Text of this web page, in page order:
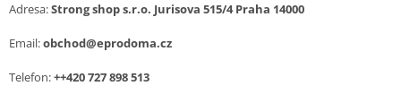
Adresa:Strong shop s.r.o. Jurisova 515/4 Praha 14000
Email:obchod@eprodoma.cz
Telefon:++420 727 898 513